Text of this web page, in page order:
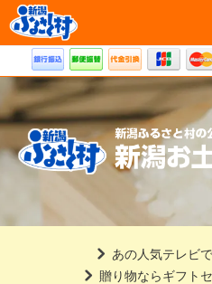
道の駅 新潟ふるさと
あの人気テレビ
贈り物ならギフト